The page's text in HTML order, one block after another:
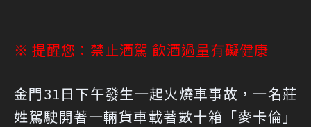
※ 提醒您：禁止酒駕 飲酒過量有礙健康
金門31日下午發生一起火燒車事故，一名莊
姓駕駛開著一輛貨車載著數十箱「麥卡倫」